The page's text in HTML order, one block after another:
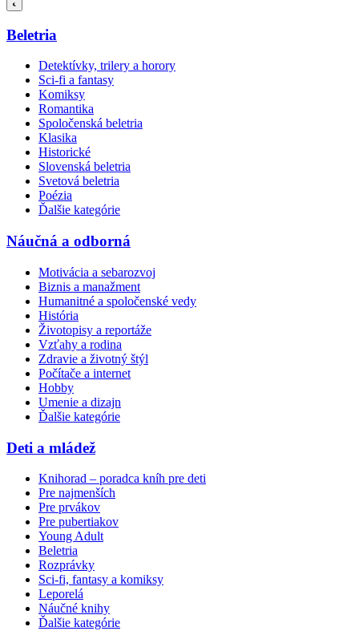
Beletria
Detektívky, trilery a horory
Sci-fi a fantasy
Komiksy
Romantika
Spoločenská beletria
Klasika
Historické
Slovenská beletria
Svetová beletria
Poézia
Ďalšie kategórie
Náučná a odborná
Motivácia a sebarozvoj
Biznis a manažment
Humanitné a spoločenské vedy
História
Životopisy a reportáže
Vzťahy a rodina
Zdravie a životný štýl
Počítače a internet
Hobby
Umenie a dizajn
Ďalšie kategórie
Deti a mládež
Knihorad – poradca kníh pre deti
Pre najmenších
Pre prvákov
Pre pubertiakov
Young Adult
Beletria
Rozprávky
Sci-fi, fantasy a komiksy
Leporelá
Náučné knihy
Ďalšie kategórie